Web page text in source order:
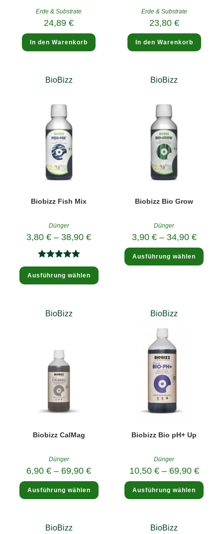
Erde & Substrate
24,89€
In den Warenkorb
Erde & Substrate
23,80 €
In den Warenkorb
BioBizz
Biobizz Fish Mix
Dünger
3,80€ – 38,90€
Bewertet
mit5.00
Ausführung wählen
Dieses
weist
BioBizz
Biobizz Bio Grow
Dünger
3,90 €– 34,90 €
Ausführung wählen
weist
BioBizz
Biobizz CalMag
Dünger
6,90€ – 69,90€
Ausführung wählen
Dieses
weist
BioBizz
Biobizz Bio pH+ Up
Dünger
10,50 €– 69,90 €
Ausführung wählen
weist
BioBizz
BioBizz